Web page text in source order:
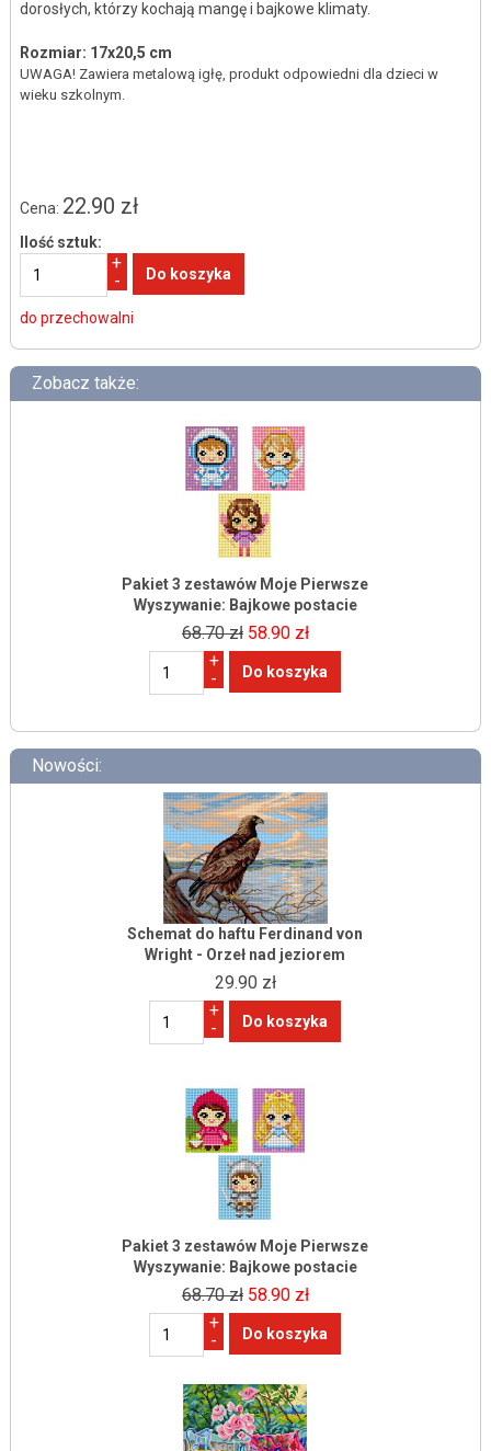
dorosłych, którzy kochają mangę i bajkowe klimaty.
Rozmiar: 17x20,5 cm
UWAGA! Zawiera metalową igłę, produkt odpowiedni dla dzieci w
wieku szkolnym.
Cena: 22.90 zł
Ilość sztuk:
+
-
do przechowalni
Zobacz także:
Pakiet 3 zestawów Moje Pierwsze
Wyszywanie: Bajkowe postacie
68.70 zł 58.90 zł
+
-
Nowości:
Schemat do haftu Ferdinand von
Wright - Orzeł nad jeziorem
29.90 zł
+
-
Pakiet 3 zestawów Moje Pierwsze
Wyszywanie: Bajkowe postacie
68.70 zł 58.90 zł
+
-